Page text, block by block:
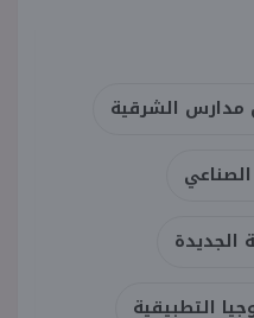
مدارس الشرقية
الجديدة